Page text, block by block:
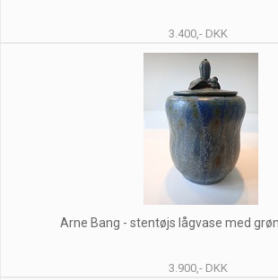
3.400,- DKK
Arne Bang - stentøjs lågvase med
3.900,- DKK